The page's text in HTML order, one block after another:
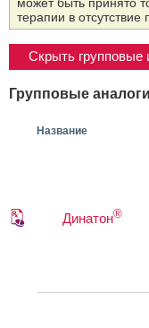
может быть принято
терапии в
Скрыть групповые
Групповые
Название
Динатон®